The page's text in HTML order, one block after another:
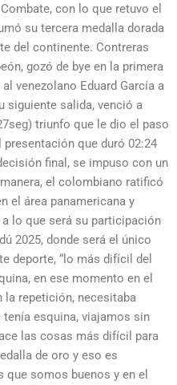
con lo que retuvo el
su tercera medalla dorada
del continente. Contreras
gozó de bye en la primera
venezolano Eduard García a
siguiente salida, venció a
triunfo que le dio el paso
que duró 02:24
final, se impuso con un
el colombiano ratificó
el área panamericana y
lo que será su participación
2025, donde será el único
deporte, “lo más difícil del
en ese momento en el
la repetición, necesitaba
tenía esquina, viajamos sin
las cosas más difícil para
de oro y eso es
somos buenos y en el